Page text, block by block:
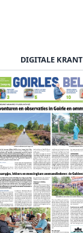
DIGITALE KRANT